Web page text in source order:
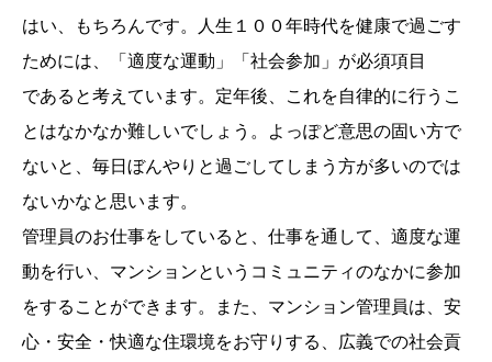
はい、もちろんです。人生１００年時代を健康で過ごす
ためには、「適度な運動」「社会参加」が必須項目
であると考えています。定年後、これを自律的に行うこ
とはなかなか難しいでしょう。よっぽど意思の固い方で
ないと、毎日ぼんやりと過ごしてしまう方が多いのでは
ないかなと思います。
管理員のお仕事をしていると、仕事を通して、適度な運
動を行い、マンションというコミュニティのなかに参加
をすることができます。また、マンション管理員は、安
心・安全・快適な住環境をお守りする、広義での社会貢